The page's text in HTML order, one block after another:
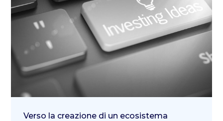
Verso la creazione di un ecosistema